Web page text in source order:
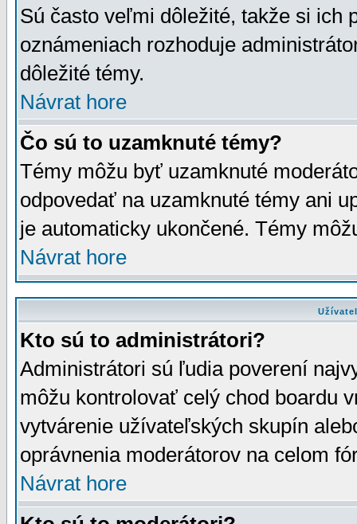
Sú často veľmi dôležité, takže si ich
oznámeniach rozhoduje
dôležité témy.
Návrat hore
Čo sú to uzamknuté témy?
Témy môžu byť uzamknuté
odpovedať na uzamknuté témy ani
je automaticky ukončené. Témy
Návrat hore
Kto sú to administrátori?
Administrátori sú ľudia poverení
môžu kontrolovať celý chod boardu
vytvárenie užívateľských skupín
oprávnenia moderátorov na celom
Návrat hore